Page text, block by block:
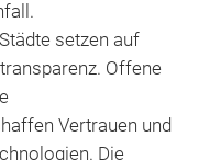
setzen auf
Offene
Vertrauen und
Die